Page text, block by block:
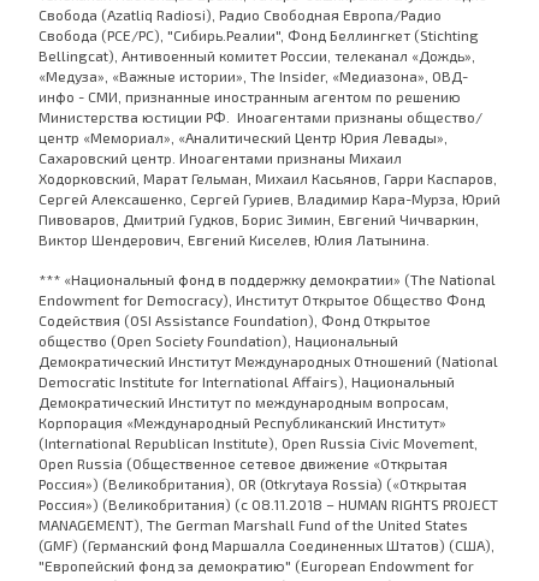
Свобода (Azatliq Radiosi), Радио Свободная Европа/Радио
Свобода (PCE/PC), "Сибирь.Реалии", Фонд Беллингкет (Stichting
Bellingcat), Антивоенный комитет России, телеканал «Дождь»,
«Медуза», «Важные истории», The Insider, «Медиазона», ОВД-
инфо - СМИ, признанные иностранным агентом по решению
Министерства юстиции РФ. Иноагентами признаны общество/
центр «Мемориал», «Аналитический Центр Юрия Левады»,
Сахаровский центр. Иноагентами признаны Михаил
Ходорковский, Марат Гельман, Михаил Касьянов, Гарри Каспаров,
Сергей Алексашенко, Сергей Гуриев, Владимир Кара-Мурза, Юрий
Пивоваров, Дмитрий Гудков, Борис Зимин, Евгений Чичваркин,
Виктор Шендерович, Евгений Киселев, Юлия Латынина.
*** «Национальный фонд в поддержку демократии» (The National
Endowment for Democracy), Институт Открытое Общество Фонд
Содействия (OSI Assistance Foundation), Фонд Открытое
общество (Open Society Foundation), Национальный
Демократический Институт Международных Отношений (National
Democratic Institute for International Affairs), Национальный
Демократический Институт по международным вопросам,
Корпорация «Международный Республиканский Институт»
(International Republican Institute), Open Russia Civic Movement,
Open Russia (Общественное сетевое движение «Открытая
Россия») (Великобритания), OR (Otkrytaya Rossia) («Открытая
Россия») (Великобритания) (с 08.11.2018 – HUMAN RIGHTS PROJECT
MANAGEMENT), The German Marshall Fund of the United States
(GMF) (Германский фонд Маршалла Соединенных Штатов) (США),
"Европейский фонд за демократию" (European Endowment for